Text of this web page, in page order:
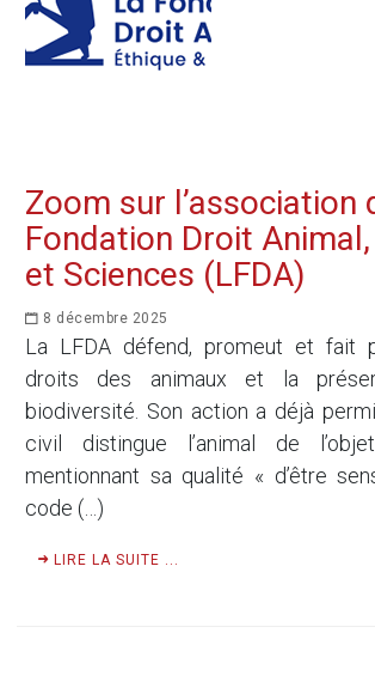
Zoom sur l’association
Fondation Droit
et Sciences (LFDA)
8 décembre 2025
La LFDA défend, promeut et fait
droits des animaux et la
biodiversité. Son action a déjà
civil distingue l’animal de
mentionnant sa qualité « d’être
code (…)
LIRE LA SUITE ...